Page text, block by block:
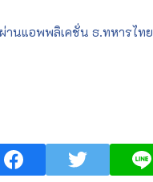
านแอพพลิเคชั่น ธ.ทหารไทย